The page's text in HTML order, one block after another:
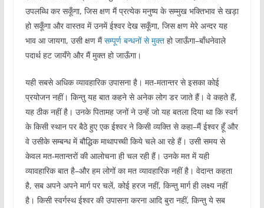
उपलब्धि कर सकूँगा, जिस क्षण मैं प्रत्येक मनुष्य के सम्मुख भक्तिभाव से खड़ा
हो सकूँगा और वास्तव में उनमें ईश्वर देख सकूँगा, जिस क्षण मेरे अन्दर यह
भाव आ जायगा, उसी क्षण मैंसम्पूर्ण बन्धनों से मुक्तहो जाऊँगा–बाँधनेवाले
पदार्थ हट जायँगे और मैं मुक्त हो जाऊँगा।
यही सबसे अधिक व्यावहारिक उपासना है। मत-मतान्तर से इसका कोई
प्रयोजन नहीं। किन्तु यह बात कहने से अनेक लोग डर जाते हैं। वे कहते हैं,
यह ठीक नहीं है। उनके पितामह जनों ने उन्हें जो यह बतला दिया था कि स्वर्ग
के किसी स्थान पर बैठे हुए एक ईश्वर ने किसी व्यक्ति से कहा–मैं ईश्वर हूँ और
वे उसीके सम्बन्ध में बौद्धिक माथापच्ची किये चले आ रहे हैं। उसी समय से
केवल मत-मतान्तरों की आलोचना ही चल रही हैं। उनके मत में यही
व्यावहारिक बात है–और हम लोगों का मत व्यावहारिक नहीं है। वेदान्त कहता
है, सब अपने अपने मार्ग पर चलें, कोई हरज नहीं, किन्तु मार्ग ही लक्ष्य नहीं
है। किसी स्वर्गस्थ ईश्वर की उपासना करना आदि बुरा नहीं, किन्तु ये सब